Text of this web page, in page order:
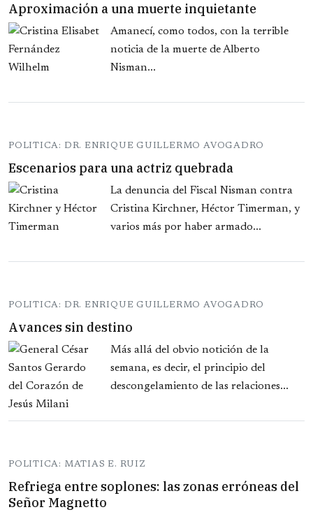
Aproximación a una muerte inquietante
Amanecí, como todos, con la terrible
noticia de la muerte de Alberto
Nisman...
POLITICA: DR. ENRIQUE GUILLERMO AVOGADRO
Escenarios para una actriz quebrada
La denuncia del Fiscal Nisman contra
Cristina Kirchner, Héctor Timerman, y
varios más por haber armado...
POLITICA: DR. ENRIQUE GUILLERMO AVOGADRO
Avances sin destino
Más allá del obvio notición de la
semana, es decir, el principio del
descongelamiento de las relaciones...
POLITICA: MATIAS E. RUIZ
Refriega entre soplones: las zonas erróneas del
Señor Magnetto